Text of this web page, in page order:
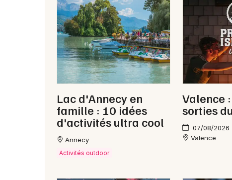
Lac d'Annecy en
famille : 10 idées
d'activités ultra cool
Annecy
Activités outdoor
Valence
sorties
07/08/
Valence